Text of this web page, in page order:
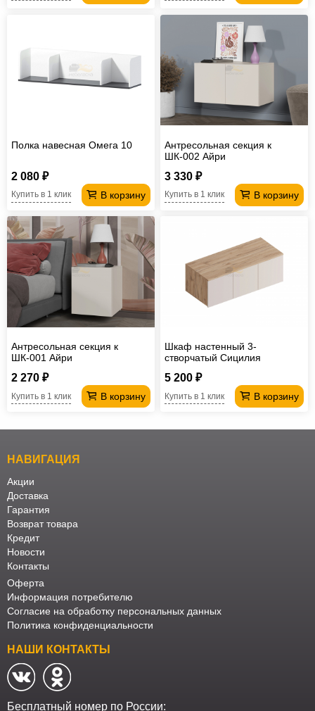
Полка навесная Омега 10
2 080 ₽
В корзину
Купить в 1 клик
Антресольная секция к
ШК-002 Айри
3 330 ₽
В корзину
Купить в 1 клик
Антресольная секция к
ШК-001 Айри
2 270 ₽
В корзину
Купить в 1 клик
Шкаф настенный 3-
створчатый Сицилия
5 200 ₽
В корзину
Купить в 1 клик
НАВИГАЦИЯ
Акции
Доставка
Гарантия
Возврат товара
Кредит
Новости
Контакты
Оферта
Информация потребителю
Согласие на обработку персональных данных
Политика конфиденциальности
НАШИ КОНТАКТЫ
Бесплатный номер по России: